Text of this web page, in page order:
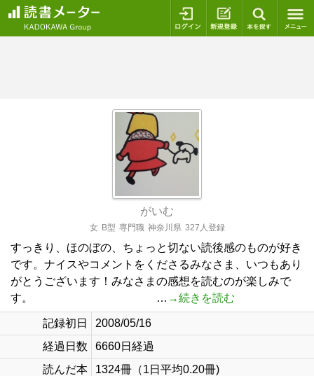
ログイン 新規登録
がいむ
女 B型 専門職 神奈川県 327人登録
すっきり、ほのぼの、ちょっと切ない読後感のものが好き
です。ナイスやコメントをくださるみなさま、いつもあり
がとうございます！みなさまの感想を読むのが楽しみで
す。 … →続きを読む
記録初日
2008/05/16
経過日数
6660日経過
読んだ本
1324冊（1日平均0.20冊)